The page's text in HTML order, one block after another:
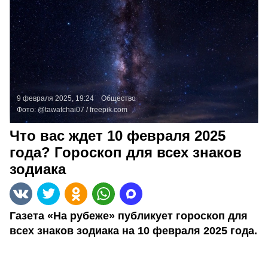
9 февраля 2025, 19:24
Общество
Фото: @tawatchai07 /freepik.com
Что вас ждет 10 февраля 2025
года? Гороскоп для всех знаков
зодиака
Газета «На рубеже» публикует гороскоп для
всех знаков зодиака на 10 февраля 2025 года.